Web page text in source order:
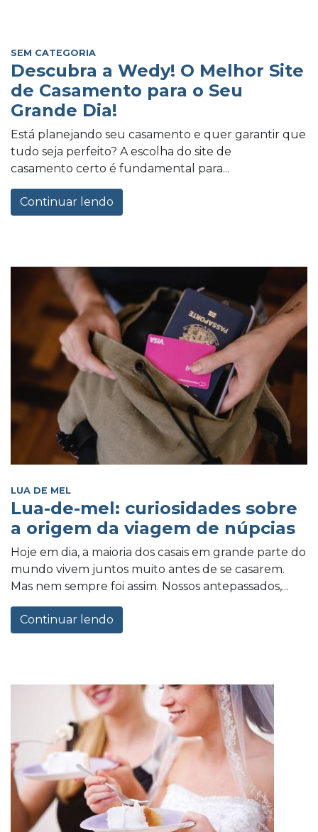
SEM CATEGORIA
Descubra a Wedy! O Melhor Site
de Casamento para o Seu
Grande Dia!
Está planejando seu casamento e quer garantir que
tudo seja perfeito? A escolha do site de
casamento certo é fundamental para...
Continuar lendo
LUA DE MEL
Lua-de-mel: curiosidades sobre
a origem da viagem de núpcias
Hoje em dia, a maioria dos casais em grande parte do
mundo vivem juntos muito antes de se casarem.
Mas nem sempre foi assim. Nossos antepassados,...
Continuar lendo